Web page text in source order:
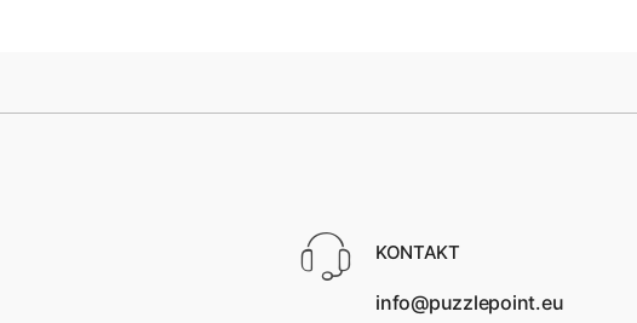
KONTAKT
info@puzzlepoint.eu